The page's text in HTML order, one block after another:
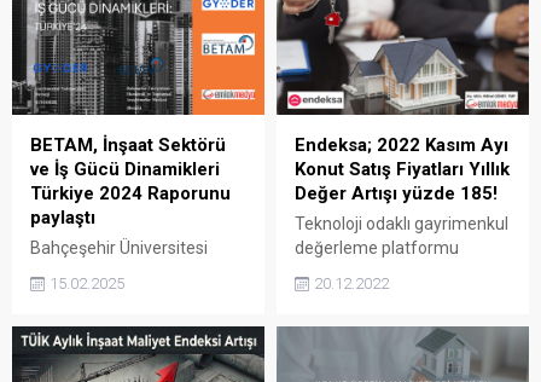
BETAM, İnşaat Sektörü
ve İş Gücü Dinamikleri
Türkiye 2024 Raporunu
paylaştı
Bahçeşehir Üniversitesi
Araştırmalar Merkezi,
Dinamikleri Türkiye 2024
Raporunu paylaştı BETAM,
15.02.2025
Endeksa; 2022 Kasım Ayı
Konut Satış Fiyatları Yıllık
Değer Artışı yüzde 185!
Teknoloji odaklı gayrimenkul
değerleme platformu
Türkiye Genelinde 2022
Fiyatları Yıllık Değer Artışı
yüzde 185 oldu. Endeksa;
20.12.2022